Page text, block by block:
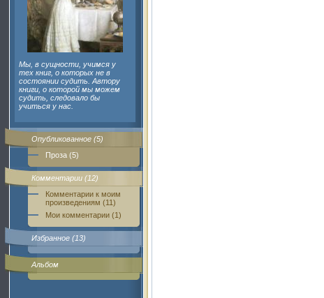
Мы, в сущности, учимся у
тех книг, о которых не в
состоянии судить. Автору
книги, о которой мы можем
судить, следовало бы
учиться у нас.
Опубликованное (5)
Проза (5)
Комментарии (12)
Комментарии к моим
произведениям (11)
Мои комментарии (1)
Избранное (13)
Альбом